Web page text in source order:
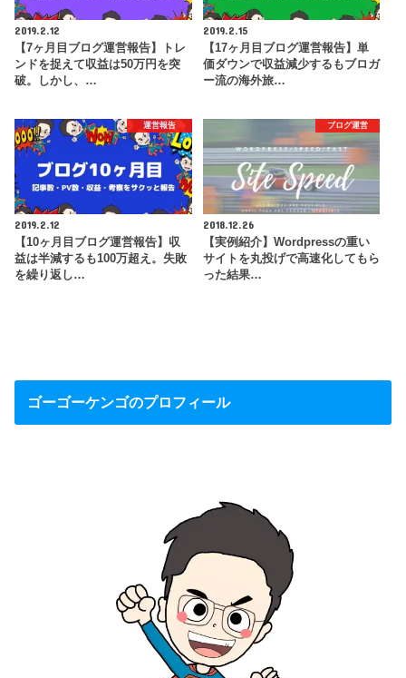
2019.2.12
【7ヶ月目ブログ運営報告】トレ
ンドを捉えて収益は50万円を突
破。しかし、…
2019.2.15
【17ヶ月目ブログ運営報告】単
価ダウンで収益減少するもブロガ
ー流の海外旅…
運営報告
2019.2.12
【10ヶ月目ブログ運営報告】収
益は半減するも100万超え。失敗
を繰り返し…
ブログ運営
2018.12.26
【実例紹介】Wordpressの重い
サイトを丸投げで高速化してもら
った結果…
ゴーゴーケンゴのプロフィール